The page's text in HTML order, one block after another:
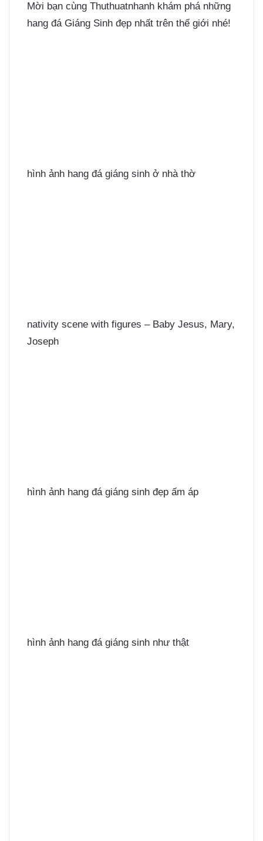
Mời bạn cùng Thuthuatnhanh khám phá những
hang đá Giáng Sinh đẹp nhất trên thế giới nhé!
hình ảnh hang đá giáng sinh ở nhà thờ
nativity scene with figures – Baby Jesus, Mary,
Joseph
hình ảnh hang đá giáng sinh đẹp ấm áp
hình ảnh hang đá giáng sinh như thật